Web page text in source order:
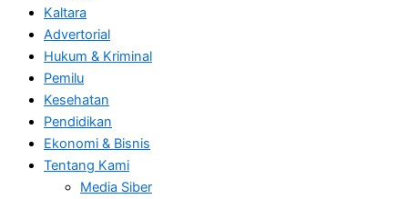
Kaltara
Advertorial
Hukum & Kriminal
Pemilu
Kesehatan
Pendidikan
Ekonomi & Bisnis
Tentang Kami
Media Siber